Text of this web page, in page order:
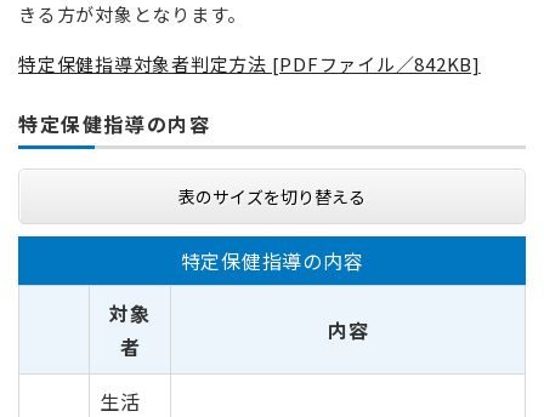
きる方が対象となります。​
特定保健指導対象者判定方法 [PDFファイル／842KB]
特定保健指導の内容
表のサイズを切り替える
特定保健指導の内容
対象
者
内容
生活